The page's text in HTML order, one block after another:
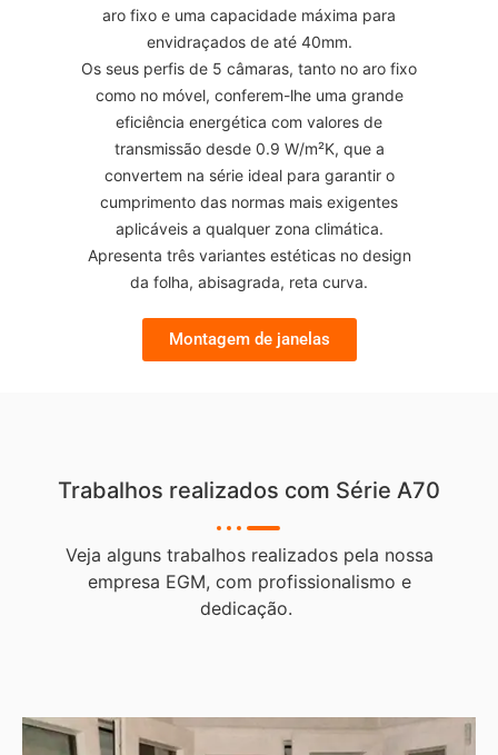
aro fixo e uma capacidade máxima para
envidraçados de até 40mm.
Os seus perfis de 5 câmaras, tanto no aro fixo
como no móvel, conferem-lhe uma grande
eficiência energética com valores de
transmissão desde 0.9 W/m²K, que a
convertem na série ideal para garantir o
cumprimento das normas mais exigentes
aplicáveis a qualquer zona climática.
Apresenta três variantes estéticas no design
da folha, abisagrada, reta curva.
Montagem de janelas
Trabalhos realizados com Série A70
Veja alguns trabalhos realizados pela nossa
empresa EGM, com profissionalismo e
dedicação.